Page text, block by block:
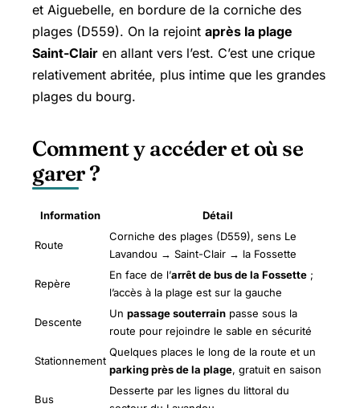
et Aiguebelle, en bordure de la corniche des
plages (D559). On la rejoint après la plage
Saint-Clair en allant vers l’est. C’est une crique
relativement abritée, plus intime que les grandes
plages du bourg.
Comment y accéder et où se
garer ?
Information Détail
Route
Corniche des plages (D559), sens Le
Lavandou → Saint-Clair → la Fossette
Repère
En face de l’arrêt de bus de la Fossette ;
l’accès à la plage est sur la gauche
Descente
Un passage souterrain passe sous la
route pour rejoindre le sable en sécurité
Stationnement
Quelques places le long de la route et un
parking près de la plage, gratuit en saison
Bus
Desserte par les lignes du littoral du